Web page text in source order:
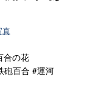
真
合の花
砲百合 #運河